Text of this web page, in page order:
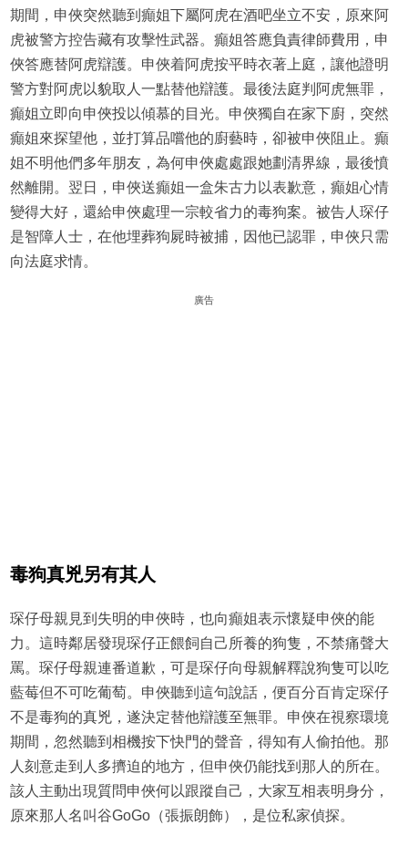
期間，申俠突然聽到癲姐下屬阿虎在酒吧坐立不安，原來阿
虎被警方控告藏有攻擊性武器。癲姐答應負責律師費用，申
俠答應替阿虎辯護。申俠着阿虎按平時衣著上庭，讓他證明
警方對阿虎以貌取人一點替他辯護。最後法庭判阿虎無罪，
癲姐立即向申俠投以傾慕的目光。申俠獨自在家下廚，突然
癲姐來探望他，並打算品嚐他的廚藝時，卻被申俠阻止。癲
姐不明他們多年朋友，為何申俠處處跟她劃清界線，最後憤
然離開。翌日，申俠送癲姐一盒朱古力以表歉意，癲姐心情
變得大好，還給申俠處理一宗較省力的毒狗案。被告人琛仔
是智障人士，在他埋葬狗屍時被捕，因他已認罪，申俠只需
向法庭求情。
廣告
毒狗真兇另有其人
琛仔母親見到失明的申俠時，也向癲姐表示懷疑申俠的能
力。這時鄰居發現琛仔正餵飼自己所養的狗隻，不禁痛聲大
罵。琛仔母親連番道歉，可是琛仔向母親解釋說狗隻可以吃
藍莓但不可吃葡萄。申俠聽到這句說話，便百分百肯定琛仔
不是毒狗的真兇，遂決定替他辯護至無罪。申俠在視察環境
期間，忽然聽到相機按下快門的聲音，得知有人偷拍他。那
人刻意走到人多擠迫的地方，但申俠仍能找到那人的所在。
該人主動出現質問申俠何以跟蹤自己，大家互相表明身分，
原來那人名叫谷GoGo（張振朗飾），是位私家偵探。